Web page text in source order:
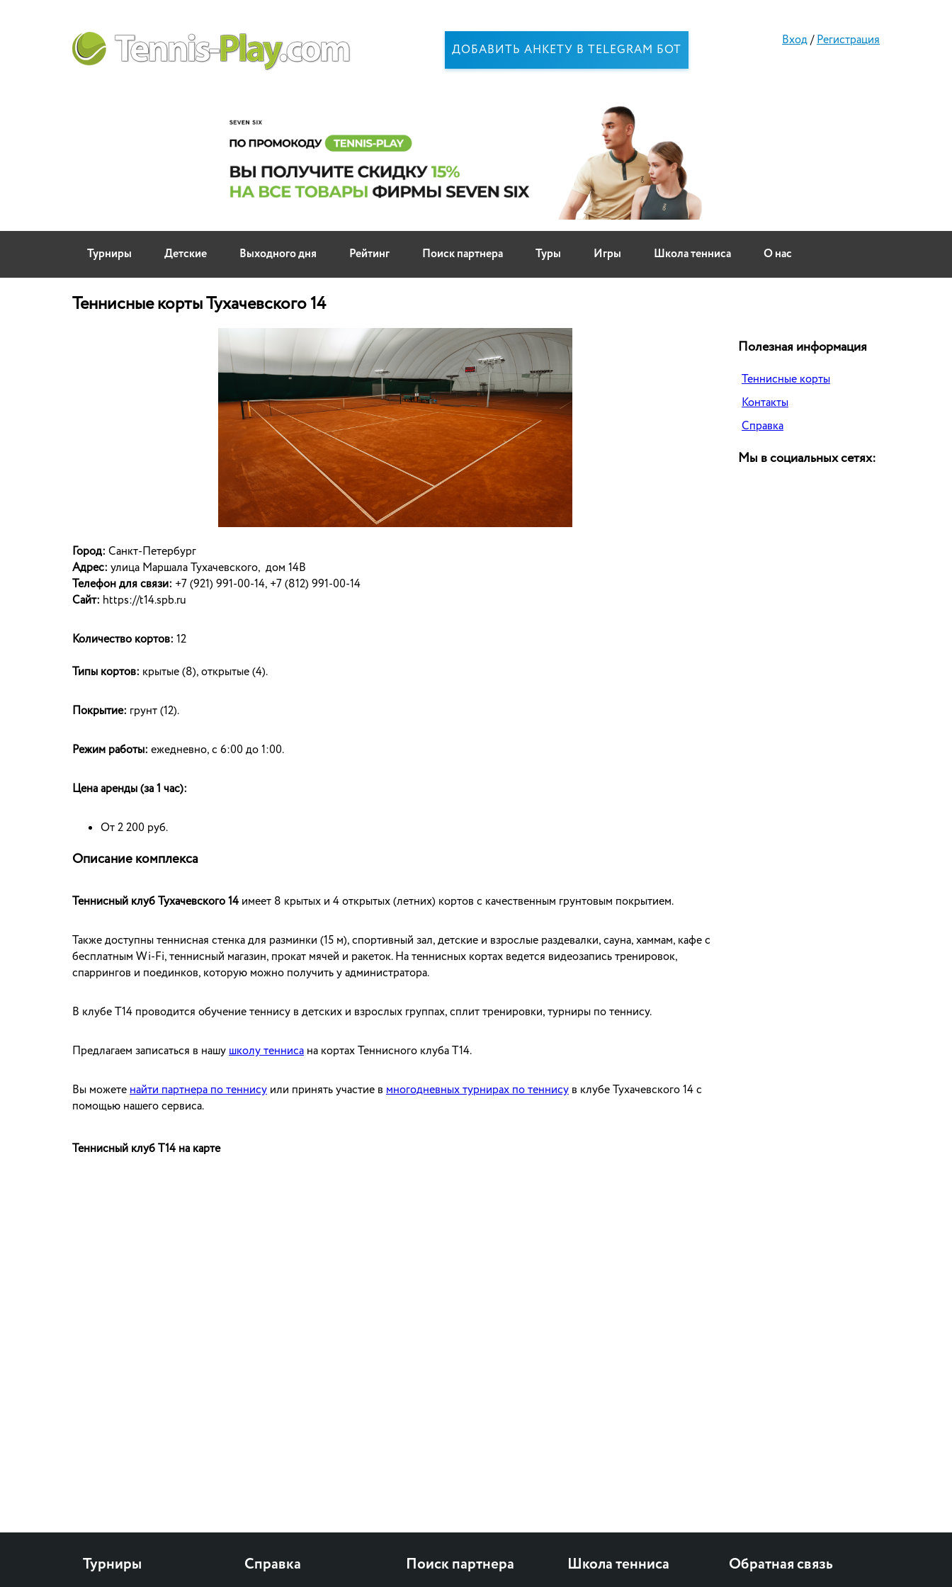
ДОБАВИТЬ АНКЕТУ В TELEGRAM БОТ
Вход/Регистрация
Турниры Детские Выходного дня Рейтинг Поиск партнера Туры Игры Школа тенниса О нас
Теннисные корты Тухачевского 14
Город: Санкт-Петербург
Адрес: улица Маршала Тухачевского, дом 14В
Телефон для связи: +7 (921) 991-00-14, +7 (812) 991-00-14
Сайт: https://t14.spb.ru
Количество кортов: 12
Типы кортов: крытые (8), открытые (4).
Покрытие: грунт (12).
Режим работы: ежедневно, с 6:00 до 1:00.
Цена аренды (за 1 час):
От 2 200 руб.
Описание комплекса
Теннисный клуб Тухачевского 14 имеет 8 крытых и 4 открытых (летних) кортов с качественным грунтовым покрытием.
Также доступны теннисная стенка для разминки (15 м), спортивный зал, детские и взрослые раздевалки, сауна, хаммам, кафе с
бесплатным Wi-Fi, теннисный магазин, прокат мячей и ракеток. На теннисных кортах ведется видеозапись тренировок,
спаррингов и поединков, которую можно получить у администратора.
В клубе Т14 проводится обучение теннису в детских и взрослых группах, сплит тренировки, турниры по теннису.
Предлагаем записаться в нашу школу тенниса на кортах Теннисного клуба Т14.
Вы можете найти партнера по теннису или принять участие в многодневных турнирах по теннису в клубе Тухачевского 14 с
помощью нашего сервиса.
Теннисный клуб Т14 на карте
Полезная информация
Теннисные корты
Контакты
Справка
Мы в социальных сетях:
Турниры Справка Поиск партнера Школа тенниса Обратная связь